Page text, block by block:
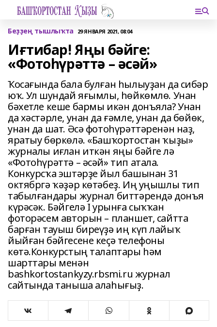
Беҙҙең тышлыҡта 29 ЯНВАРЯ 2021, 08:04
Иғтибар! Яңы бәйге:
«Фотоһүрәттә – әсәй»
Ҡосағында бала булған һылыуҙан да сибәр
юҡ. Ул шундай яғымлы, һөйкөмлө. Унан
бәхетле кеше бармы икән донъяла? Унан
да хәстәрле, унан да ғәмле, унан да бөйөк,
унан да шат. Әсә фотоһүрәттәренән наҙ,
яратыу бөркөлә. «Башҡортостан ҡыҙы»
журналы иғлан иткән яңы бәйге лә
«Фотоһүрәттә – әсәй» тип атала.
Конкурсҡа эштәрҙе йыл башынан 31
октябргә ҡәҙәр көтәбеҙ. Иң уңышлы тип
табылғандары журнал биттәрендә донъя
күрәсәк. Бәйгелә I урынға сыҡҡан
фоторәсем авторын – планшет, сайтта
барған тауыш биреүҙә иң күп лайыҡ
йыйған бәйгесене кеҫә телефоны
көтә.Конкурстың талаптары һәм
шарттары менән
bashkortostankyzy.rbsmi.ru журнал
сайтында таныша алаһығыҙ.